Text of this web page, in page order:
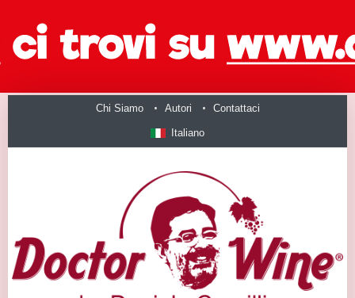
Chi Siamo Autori Contattaci
Italiano